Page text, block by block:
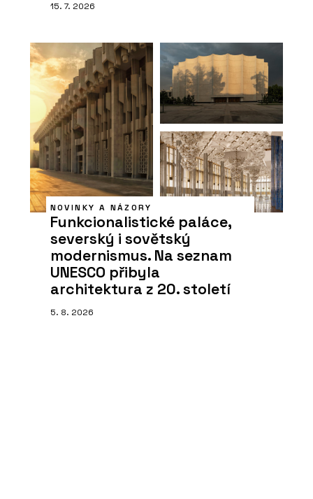
15. 7. 2026
NOVINKY A NÁZORY
Funkcionalistické paláce,
severský i sovětský
modernismus. Na seznam
UNESCO přibyla
architektura z 20. století
5. 8. 2026